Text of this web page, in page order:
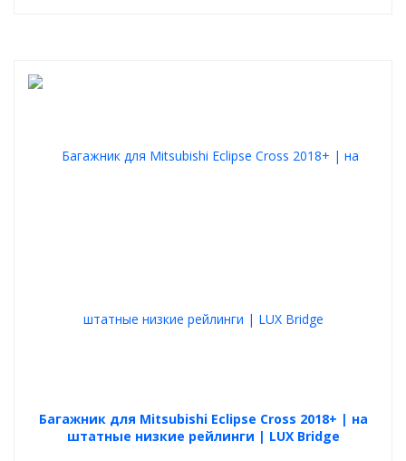
Багажник для Mitsubishi Eclipse Cross 2018+ | на
штатные низкие рейлинги | LUX Bridge